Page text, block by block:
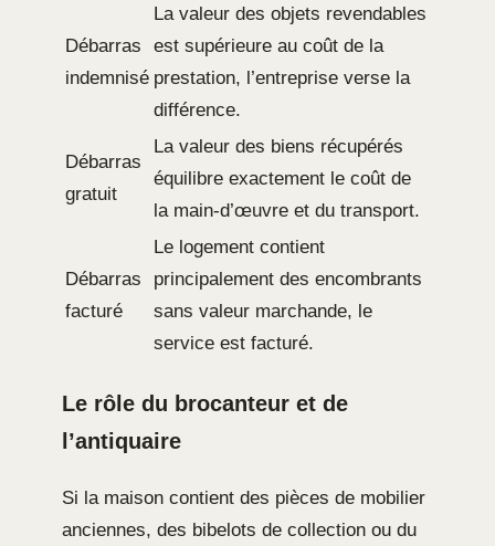
Débarras
indemnisé
La valeur des objets revendables
est supérieure au coût de la
prestation, l’entreprise verse la
différence.
Débarras
gratuit
La valeur des biens récupérés
équilibre exactement le coût de
la main-d’œuvre et du transport.
Débarras
facturé
Le logement contient
principalement des encombrants
sans valeur marchande, le
service est facturé.
Le rôle du brocanteur et de
l’antiquaire
Si la maison contient des pièces de mobilier
anciennes, des bibelots de collection ou du